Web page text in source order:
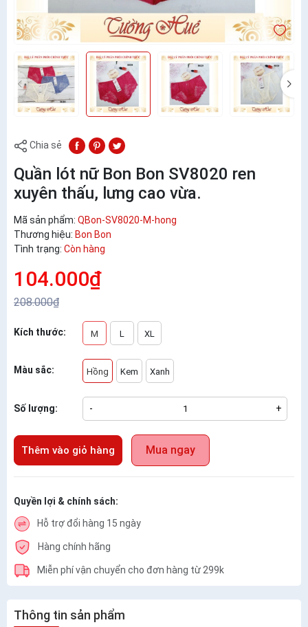
Chia sẻ
Quần lót nữ Bon Bon SV8020 ren
xuyên thấu, lưng cao vừa.
Mã sản phẩm: QBon-SV8020-M-hong
Thương hiệu: Bon Bon
Tình trạng: Còn hàng
104.000₫
208.000₫
Kích thước: M L XL
Màu sắc: Hồng Kem Xanh
Số lượng: - +
Thêm vào giỏ hàng Mua ngay
Quyền lợi & chính sách:
Hỗ trợ đổi hàng 15 ngày
Hàng chính hãng
Miễn phí vận chuyển cho đơn hàng từ 299k
Thông tin sản phẩm